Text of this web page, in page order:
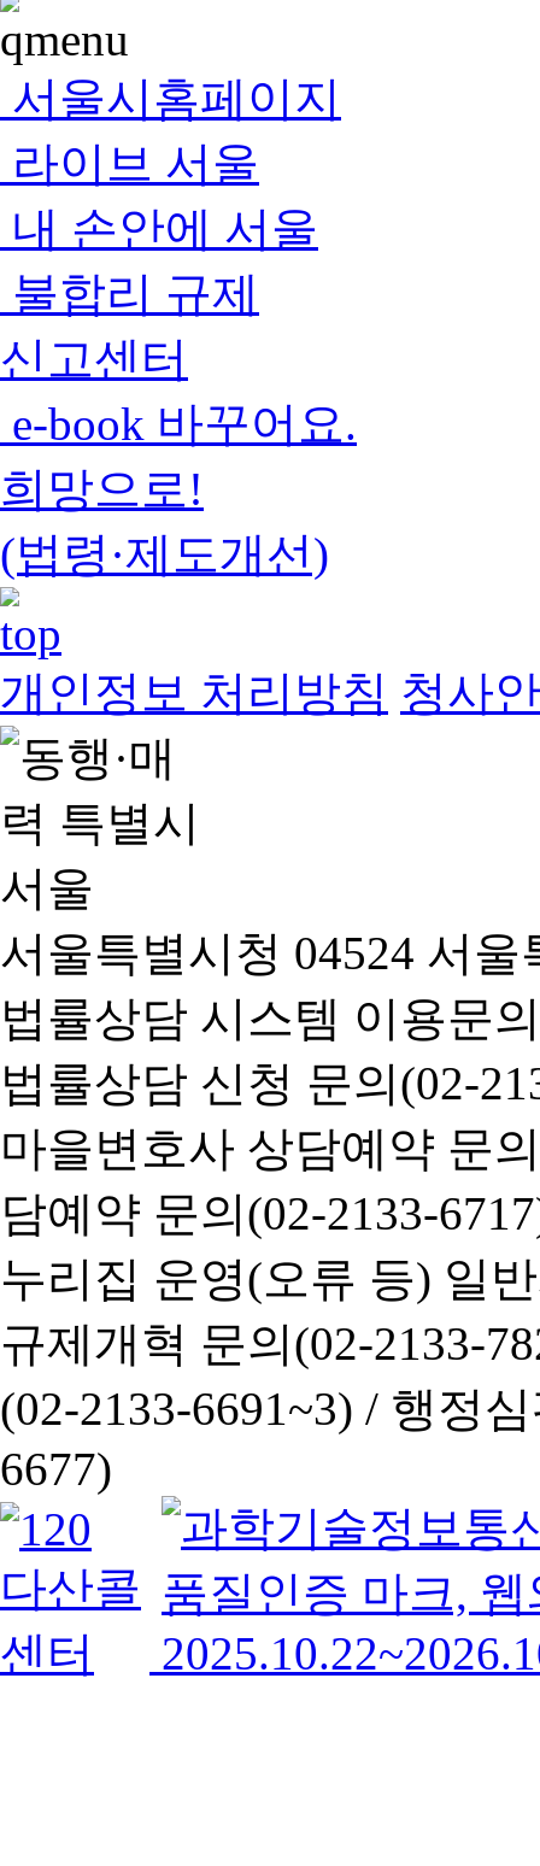
서울시홈페이지
라이브 서울
내 손안에 서울
불합리 규제
신고센터
e-book 바꾸어요.
희망으로!
(법령·제도개선)
개인정보 처리방침 청사
서울특별시청 04524 서
법률상담 시스템 이용문
법률상담 신청 문의(02-
마을변호사 상담예약 문
담예약 문의(02-2133-
누리집 운영(오류 등) 일
규제개혁 문의(02-2133-
(02-2133-6691~3) / 행정심
6677)